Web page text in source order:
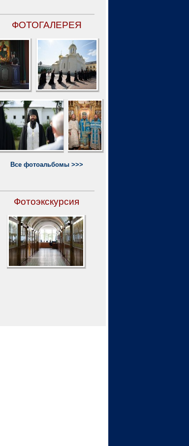
ФОТОГАЛЕРЕЯ
Все фотоальбомы >>>
Фотоэкскурсия